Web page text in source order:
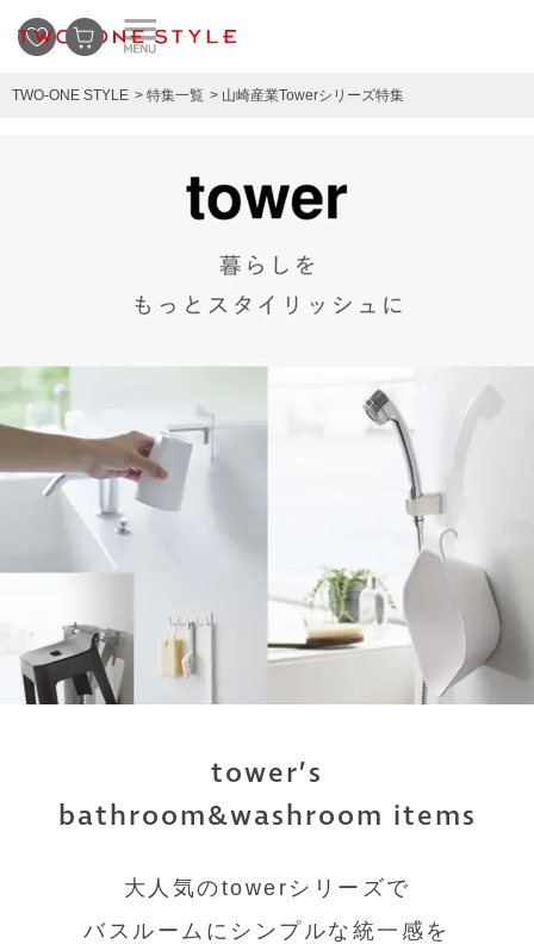
TWO-ONE STYLE 特集一覧 山崎産業Towerシリーズ特集
tower’s
bathroom&washroom items
大人気のtowerシリーズで
バスルームにシンプルな統一感を